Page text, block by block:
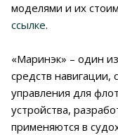
моделями и их
ссылке.
«Маринэк» – один
средств навигации,
управления для
устройства,
применяются в